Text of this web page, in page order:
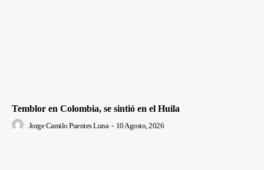
Temblor en Colombia, se sintió en el Huila
Jorge Camilo Puentes Luna - 10 Agosto, 2026